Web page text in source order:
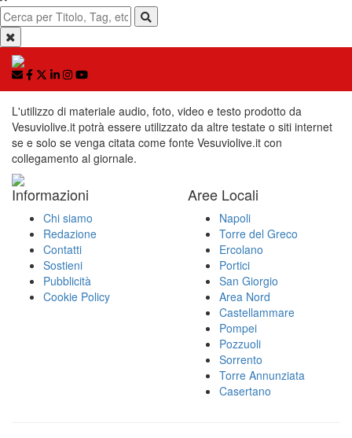
L'utilizzo di materiale audio, foto, video e testo prodotto da
Vesuviolive.it potrà essere utilizzato da altre testate o siti internet
se e solo se venga citata come fonte Vesuviolive.it con
collegamento al giornale.
Informazioni
Chi siamo
Redazione
Contatti
Sostieni
Pubblicità
Cookie Policy
Aree Locali
Napoli
Torre del Greco
Ercolano
Portici
San Giorgio
Area Nord
Castellammare
Pompei
Pozzuoli
Sorrento
Torre Annunziata
Casertano